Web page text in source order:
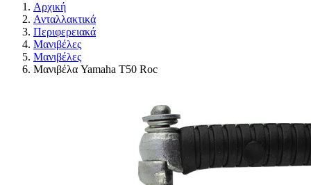
Αρχική
Ανταλλακτικά
Περιφερειακά
Μανιβέλες
Μανιβέλες
Μανιβέλα Yamaha T50 Roc